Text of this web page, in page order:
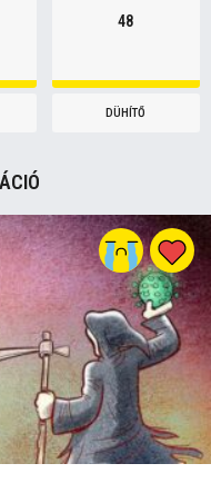
48
DÜHÍTŐ